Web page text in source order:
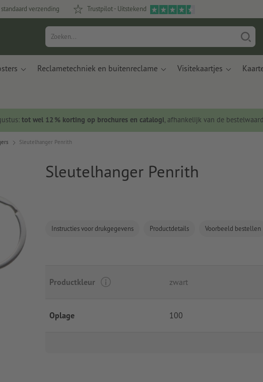
standaard verzending Trustpilot - Uitstekend
Reclametechniek en buitenreclame Visitekaartjes
tot wel 12 % korting op brochures en catalogi, afhankelijk van de
Sleutelhanger Penrith
Sleutelhanger Penrith
Instructies voor drukgegevens Productdetails Voorbeeld bestellen
Productkleur zwart
Oplage 100